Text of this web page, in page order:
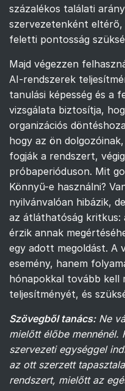
százalékos találati
szervezetenként eltérő,
feletti pontosság
Majd végezzen
AI-rendszerek
tanulási képesség és a
vizsgálata biztosítja,
organizációs
hogy az ön
fogják a rendszert,
próbaperióduson. Mit
Könnyű-e használni?
nyilvánvalóan hibázik,
az átláthatóság kritkus:
érzik annak
egy adott megoldást. A
esemény, hanem
hónapokkal tovább kell
teljesítményét, és
Szövegből tanács: Ne
mielőtt élőbe mennénél.
szervezeti egységgel
az ott szerzett
rendszert, mielőtt az